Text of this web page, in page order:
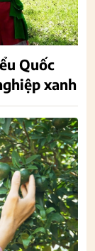
Quốc
xanh